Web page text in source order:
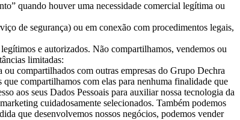
quando houver uma necessidade comercial legítima ou
de segurança) ou em conexão com procedimentos legais,
e autorizados. Não compartilhamos, vendemos ou
limitadas:
compartilhados com outras empresas do Grupo Dechra
que compartilhamos com elas para nenhuma finalidade que
aos seus Dados Pessoais para auxiliar nossa tecnologia da
cuidadosamente selecionados. Também podemos
que desenvolvemos nossos negócios, podemos vender